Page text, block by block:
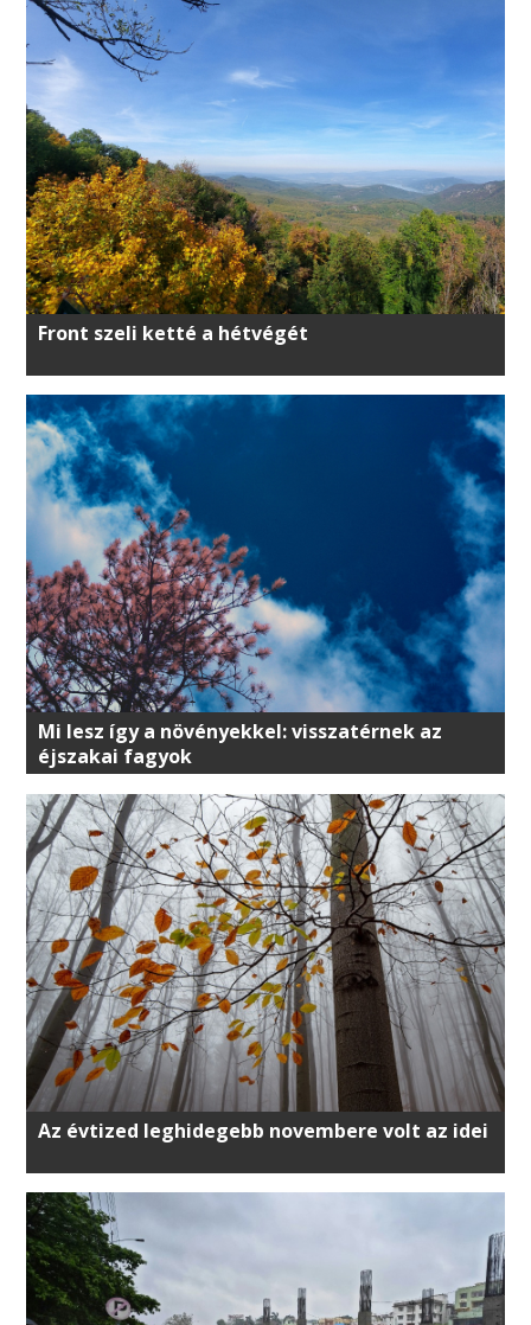
Front szeli ketté a hétvégét
Mi lesz így a növényekkel: visszatérnek az
éjszakai fagyok
Az évtized leghidegebb novembere volt az idei